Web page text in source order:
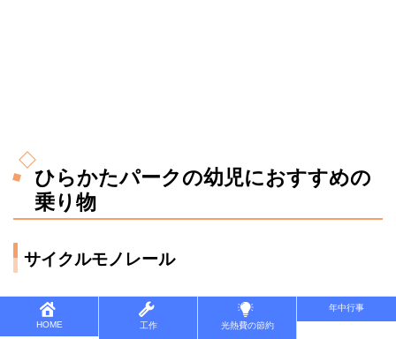
ひらかたパークの幼児におすすめの
乗り物
サイクルモノレール
保護者同伴なら３歳から乗車可能です。
HOME 工作 光熱費の節約
年中行事